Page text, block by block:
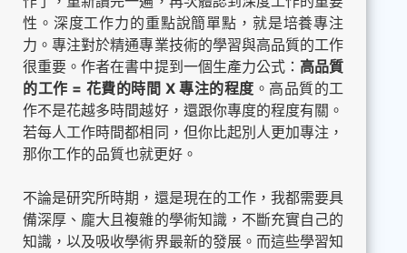
性。深度工作力的重點說簡單點，就是培養專注
力。專注對於精通專業技術的學習與高品質的工作
很重要。作者在書中提到一個生產力公式： 高品質
的工作 = 花費的時間 X 專注的程度 。高品質的工
作不是花越多時間越好，還跟你專度的程度有關。
若每人工作時間都相同，但你比起別人更加專注，
那你工作的品質也就更好。
不論是研究所時期，還是現在的工作，我都需要具
備深厚、龐大且複雜的學術知識，不斷充實自己的
知識，以及吸收學術界最新的發展。而這些學習知